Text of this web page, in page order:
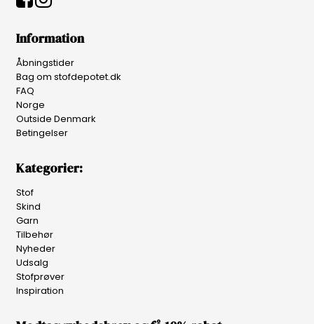
Information
Åbningstider
Bag om stofdepotet.dk
FAQ
Norge
Outside Denmark
Betingelser
Kategorier:
Stof
Skind
Garn
Tilbehør
Nyheder
Udsalg
Stofprøver
Inspiration